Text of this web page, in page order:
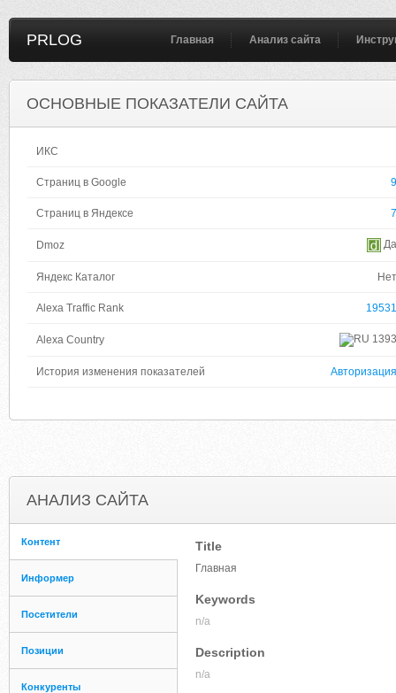
PRLOG Главная Анализ сайта
ОСНОВНЫЕ ПОКАЗАТЕЛИ САЙТА
ИКС
Страниц в Google 9
Страниц в Яндексе 7
Dmoz Да
Яндекс Каталог Нет
Alexa Traffic Rank 19531
Alexa Country 1393
История изменения показателей Авторизация
АНАЛИЗ САЙТА
Контент
Информер
Посетители
Позиции
Конкуренты
Title
Главная
Keywords
n/a
Description
n/a